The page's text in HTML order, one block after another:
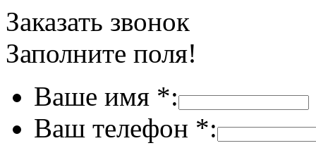
Заказать звонок
Заполните поля!
Ваше имя *:
Ваш телефон *: